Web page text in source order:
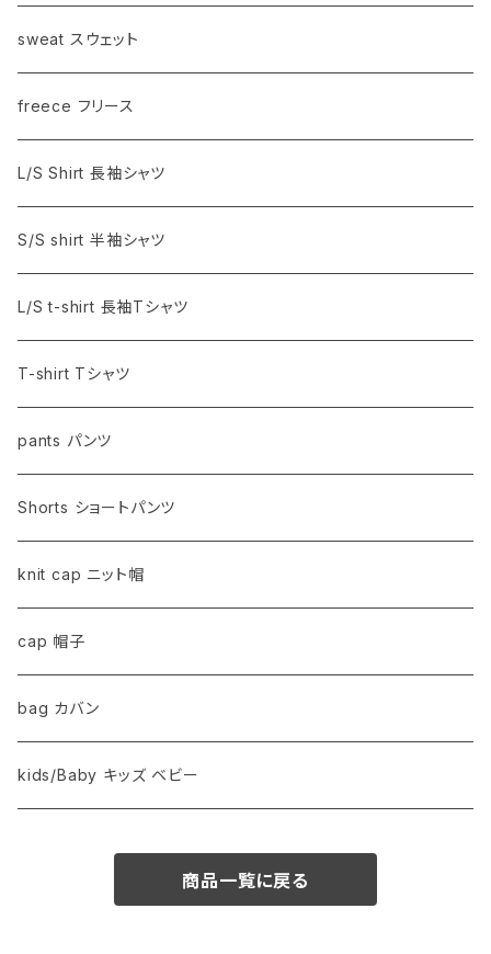
sweat スウェット
freece フリース
L/S Shirt 長袖シャツ
S/S shirt 半袖シャツ
L/S t-shirt 長袖Tシャツ
T-shirt Tシャツ
pants パンツ
Shorts ショートパンツ
knit cap ニット帽
cap 帽子
bag カバン
kids/Baby キッズ ベビー
商品一覧に戻る